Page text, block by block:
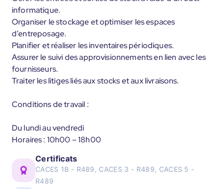
informatique.
Organiser le stockage et optimiser les espaces
d’entreposage.
Planifier et réaliser les inventaires périodiques.
Assurer le suivi des approvisionnements en lien avec les
fournisseurs.
Traiter les litiges liés aux stocks et aux livraisons.
Conditions de travail :
Du lundi au vendredi
Horaires : 10h00 – 18h00
Certificats
CACES 1B - R489, CACES 3 - R489, CACES 5 -
R489